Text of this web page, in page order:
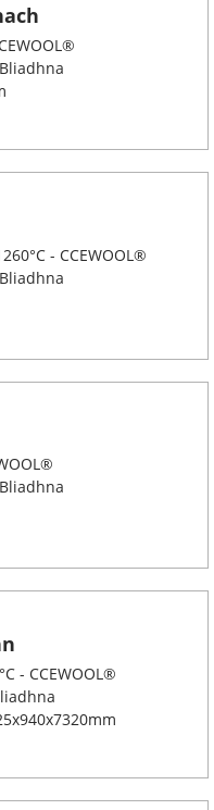
- CCEWOOL®
- CCEWOOL®